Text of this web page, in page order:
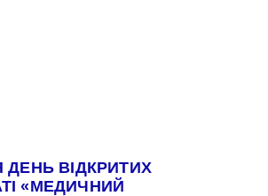
ДЕНЬ ВІДКРИТИХ
«МЕДИЧНИЙ